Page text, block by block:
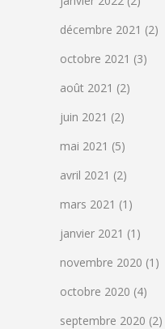
décembre 2021 (2)
octobre 2021 (3)
août 2021 (2)
juin 2021 (2)
mai 2021 (5)
avril 2021 (2)
mars 2021 (1)
janvier 2021 (1)
novembre 2020 (1)
octobre 2020 (4)
septembre 2020 (2)